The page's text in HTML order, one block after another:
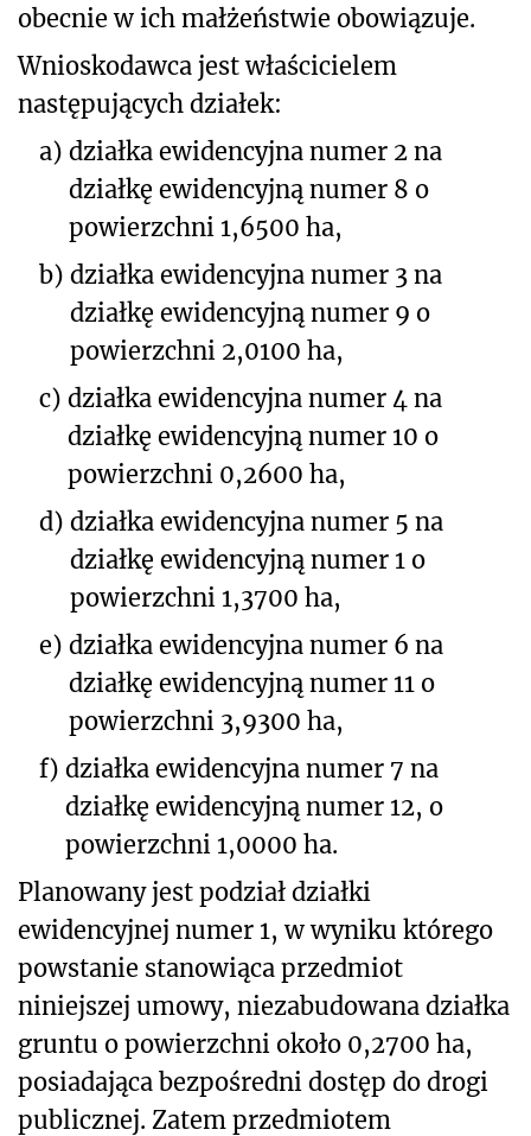
obecnie w ich małżeństwie obowiązuje.
Wnioskodawca jest właścicielem
następujących działek:
a) działka ewidencyjna numer 2 na
działkę ewidencyjną numer 8 o
powierzchni 1,6500 ha,
b) działka ewidencyjna numer 3 na
działkę ewidencyjną numer 9 o
powierzchni 2,0100 ha,
c) działka ewidencyjna numer 4 na
działkę ewidencyjną numer 10 o
powierzchni 0,2600 ha,
d) działka ewidencyjna numer 5 na
działkę ewidencyjną numer 1 o
powierzchni 1,3700 ha,
e) działka ewidencyjna numer 6 na
działkę ewidencyjną numer 11 o
powierzchni 3,9300 ha,
f) działka ewidencyjna numer 7 na
działkę ewidencyjną numer 12, o
powierzchni 1,0000 ha.
Planowany jest podział działki
ewidencyjnej numer 1, w wyniku którego
powstanie stanowiąca przedmiot
niniejszej umowy, niezabudowana działka
gruntu o powierzchni około 0,2700 ha,
posiadająca bezpośredni dostęp do drogi
publicznej. Zatem przedmiotem